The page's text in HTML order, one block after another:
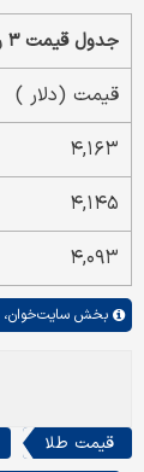
جدول قیمت ۳ روز اخیر هر اونس طلا
قیمت (دلار )
۴,۱۶۳
۴,۱۴۵
۴,۰۹۳
بخش سایت‌خوان،
قیمت طلا